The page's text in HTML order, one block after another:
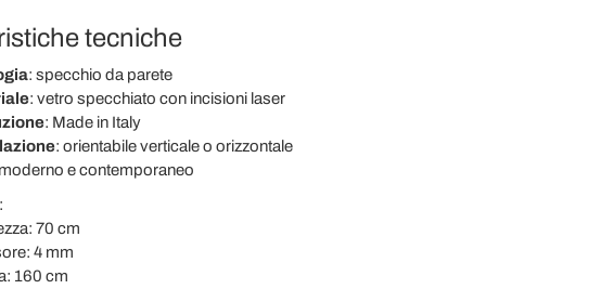
tecniche
: specchio da parete
: vetro specchiato con incisioni laser
: Made in Italy
: orientabile verticale o orizzontale
e contemporaneo
:
70 cm
4 mm
160 cm